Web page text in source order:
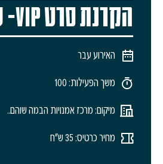
הקרנת סרט VIP- שנות אור
האירוע עבר
משך הפעילות: 100
מיקום: מרכז אמנויות הבמה שוהם..
מחיר כרטיס: 35 ש"ח